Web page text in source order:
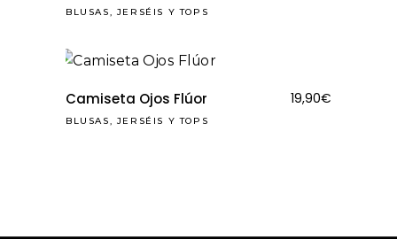
BLUSAS, JERSÉIS Y TOPS
Camiseta Ojos Flúor 19,90€
BLUSAS, JERSÉIS Y TOPS